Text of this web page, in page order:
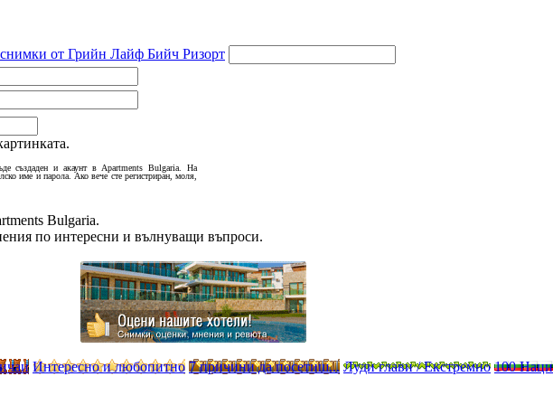
от Грийн Лайф Бийч Ризорт
създаден и акаунт в Apartments Bulgaria. На
име и парола. Ако вече сте регистриран, моля,
Bulgaria.
по интересни и вълнуващи въпроси.
Интересно и любопитно 7 причини да посетиш... Луди глави / Екстремно 100